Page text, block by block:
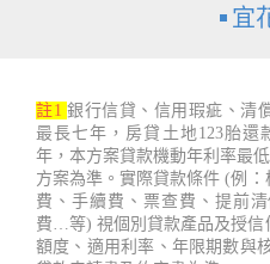
宜
註1 銀行信貸、信用瑕疵、清
最長七年，房貸土地123胎
年，本方案貸款機動年利率最
方案為準。實際貸款條件 (例
費、手續費、票查費、提前
費…等) 視個別貸款產品及授信
額度、適用利率、年限期數與